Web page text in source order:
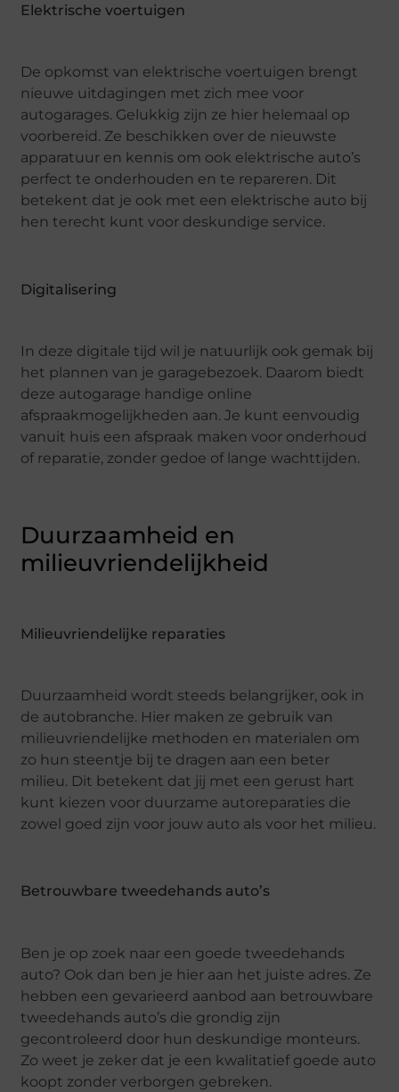
Elektrische voertuigen
De opkomst van elektrische voertuigen brengt
nieuwe uitdagingen met zich mee voor
autogarages. Gelukkig zijn ze hier helemaal op
voorbereid. Ze beschikken over de nieuwste
apparatuur en kennis om ook elektrische auto’s
perfect te onderhouden en te repareren. Dit
betekent dat je ook met een elektrische auto bij
hen terecht kunt voor deskundige service.
Digitalisering
In deze digitale tijd wil je natuurlijk ook gemak bij
het plannen van je garagebezoek. Daarom biedt
deze autogarage handige online
afspraakmogelijkheden aan. Je kunt eenvoudig
vanuit huis een afspraak maken voor onderhoud
of reparatie, zonder gedoe of lange wachttijden.
Duurzaamheid en
milieuvriendelijkheid
Milieuvriendelijke reparaties
Duurzaamheid wordt steeds belangrijker, ook in
de autobranche. Hier maken ze gebruik van
milieuvriendelijke methoden en materialen om
zo hun steentje bij te dragen aan een beter
milieu. Dit betekent dat jij met een gerust hart
kunt kiezen voor duurzame autoreparaties die
zowel goed zijn voor jouw auto als voor het milieu.
Betrouwbare tweedehands auto’s
Ben je op zoek naar een goede tweedehands
auto? Ook dan ben je hier aan het juiste adres. Ze
hebben een gevarieerd aanbod aan betrouwbare
tweedehands auto’s die grondig zijn
gecontroleerd door hun deskundige monteurs.
Zo weet je zeker dat je een kwalitatief goede auto
koopt zonder verborgen gebreken.